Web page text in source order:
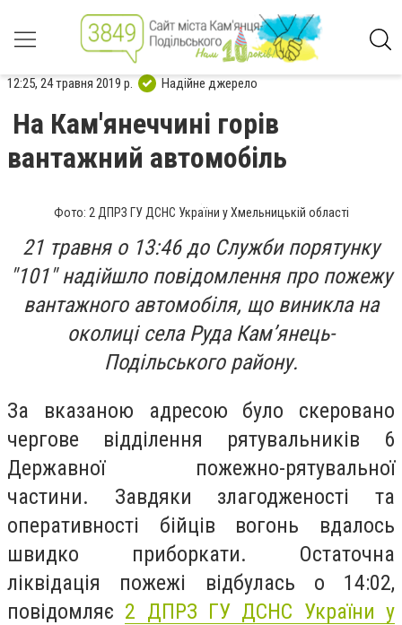
12:25, 24 травня 2019 р. Надійне джерело
На Кам'янеччині горів
вантажний автомобіль
Фото: 2 ДПРЗ ГУ ДСНС України у Хмельницькій області
21 травня о 13:46 до Служби порятунку
"101" надійшло повідомлення про пожежу
вантажного автомобіля, що виникла на
околиці села Руда Кам’янець-
Подільського району.
За вказаною адресою було скеровано
чергове відділення рятувальників 6
Державної пожежно-рятувальної
частини. Завдяки злагодженості та
оперативності бійців вогонь вдалось
швидко приборкати. Остаточна
ліквідація пожежі відбулась о 14:02,
повідомляє 2 ДПРЗ ГУ ДСНС Україниу